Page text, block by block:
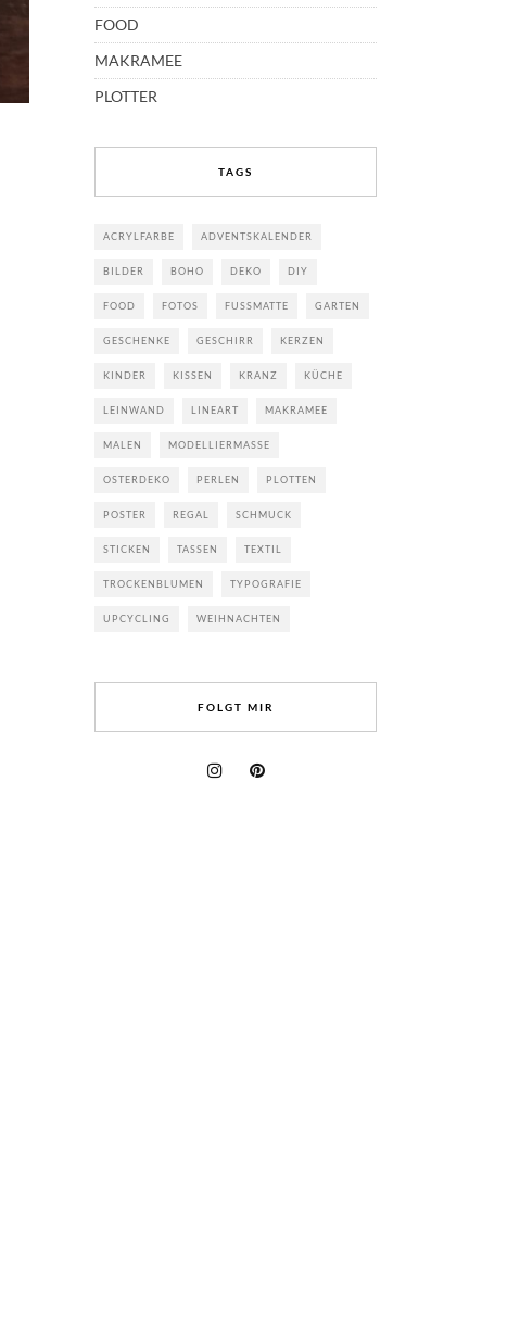
FOOD
MAKRAMEE
PLOTTER
TAGS
ACRYLFARBE ADVENTSKALENDER
BILDER BOHO DEKO DIY
FOOD FOTOS FUSSMATTE GARTEN
GESCHENKE GESCHIRR KERZEN
KINDER KISSEN KRANZ KÜCHE
LEINWAND LINEART MAKRAMEE
MALEN MODELLIERMASSE
OSTERDEKO PERLEN PLOTTEN
POSTER REGAL SCHMUCK
STICKEN TASSEN TEXTIL
TROCKENBLUMEN TYPOGRAFIE
UPCYCLING WEIHNACHTEN
FOLGT MIR